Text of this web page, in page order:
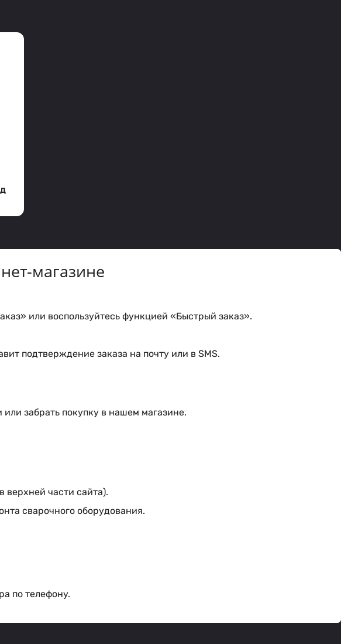
магазине
или воспользуйтесь функцией «Быстрый заказ».
подтверждение заказа на почту или в SMS.
забрать покупку в нашем магазине.
верхней части сайта).
сварочного оборудования.
по телефону.